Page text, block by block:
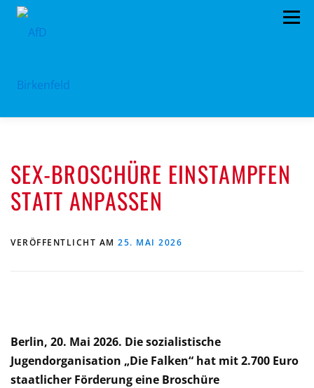
Zum
Menü
AKTUELLES TERMINE MITMACHEN!
KONTAKT
SEX-BROSCHÜRE EINSTAMPFEN
STATT ANPASSEN
VERÖFFENTLICHT AM 25. MAI 2026
Berlin, 20. Mai 2026. Die sozialistische
Jugendorganisation „Die Falken“ hat mit 2.700 Euro
staatlicher Förderung eine Broschüre